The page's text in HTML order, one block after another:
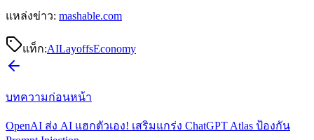
แหล่งข่าว: mashable.com
แท็ก:AILayoffsEconomy
บทความก่อนหน้า
OpenAI ส่ง AI แฮกตัวเอง! เสริมแกร่ง ChatGPT Atlas ป้องกัน